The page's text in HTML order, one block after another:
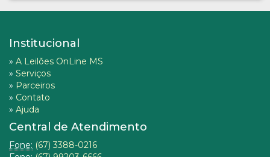
Institucional
» A Leilões OnLine MS
» Serviços
» Parceiros
» Contato
» Ajuda
Central de Atendimento
Fone: (67) 3388-0216